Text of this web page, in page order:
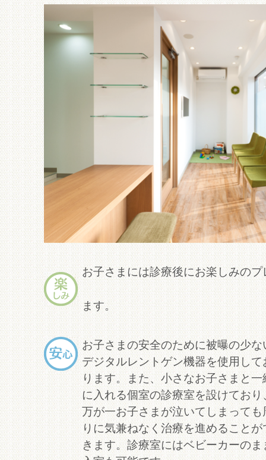
お子さまには診療後にお楽しみの
ます。
お子さまの安全のために被曝の少な
デジタルレントゲン機器を使用して
ります。また、小さなお子さまと一
に入れる個室の診療室を設けており
万が一お子さまが泣いてしまっても
りに気兼ねなく治療を進めることが
きます。診療室にはベビーカーのま